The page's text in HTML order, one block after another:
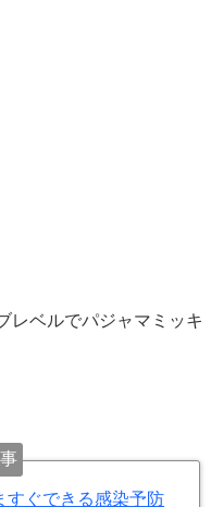
レベルでパジャマミッキ
すぐできる感染予防